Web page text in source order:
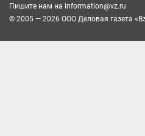
Пишите нам на information@vz.ru
© 2005 — 2026 ООО Деловая газета